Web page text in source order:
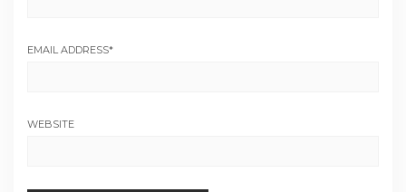
EMAIL ADDRESS*
WEBSITE